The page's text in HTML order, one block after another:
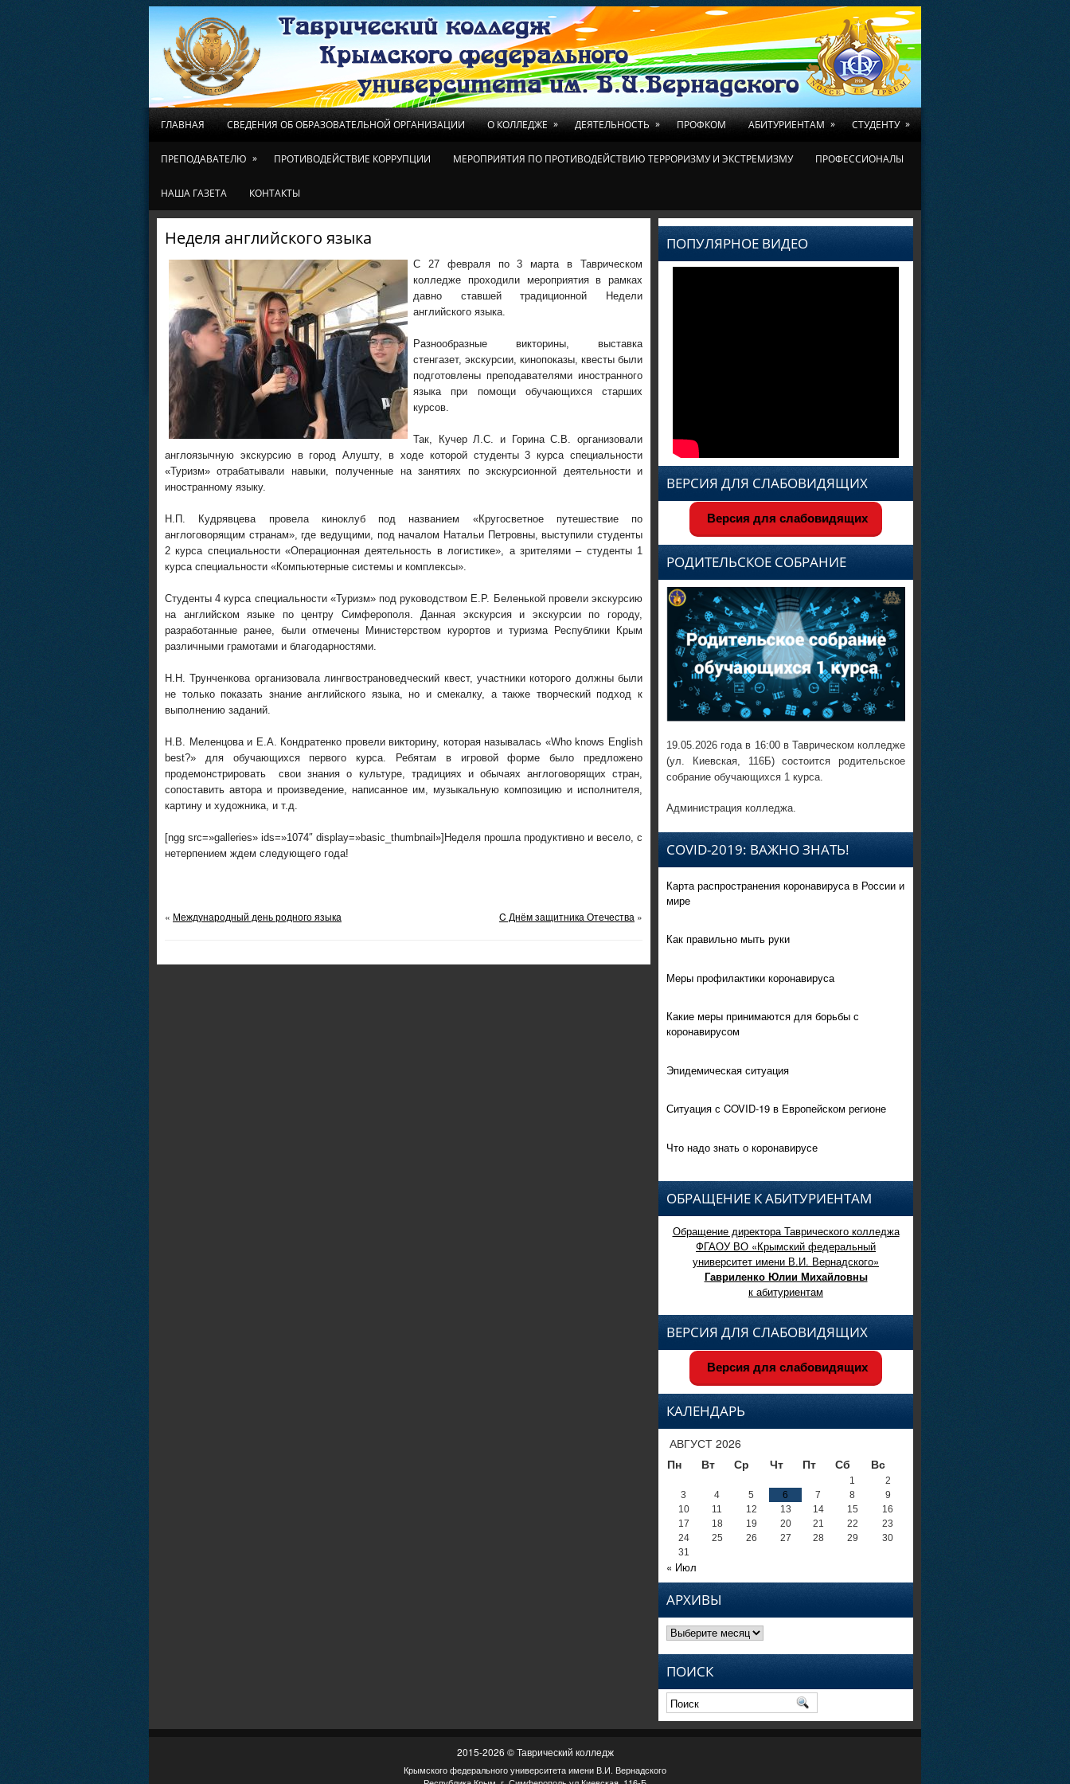
ГЛАВНАЯ СВЕДЕНИЯ ОБ ОБРАЗОВАТЕЛЬНОЙ ОРГАНИЗАЦИИ О КОЛЛЕДЖЕ » ДЕЯТЕЛЬНОСТЬ » ПРОФКОМ АБИТУРИЕНТАМ » СТУДЕНТУ »
ПРЕПОДАВАТЕЛЮ » ПРОТИВОДЕЙСТВИЕ КОРРУПЦИИ МЕРОПРИЯТИЯ ПО ПРОТИВОДЕЙСТВИЮ ТЕРРОРИЗМУ И ЭКСТРЕМИЗМУ ПРОФЕССИОНАЛЫ
НАША ГАЗЕТА КОНТАКТЫ
Неделя английского языка
С 27 февраля по 3 марта в Таврическом
колледже проходили мероприятия в рамках
давно ставшей традиционной Недели
английского языка.
Разнообразные викторины, выставка
стенгазет, экскурсии, кинопоказы, квесты были
подготовлены преподавателями иностранного
языка при помощи обучающихся старших
курсов.
Так, Кучер Л.С. и Горина С.В. организовали
англоязычную экскурсию в город Алушту, в ходе которой студенты 3 курса специальности
«Туризм» отрабатывали навыки, полученные на занятиях по экскурсионной деятельности и
иностранному языку.
Н.П. Кудрявцева провела киноклуб под названием «Кругосветное путешествие по
англоговорящим странам», где ведущими, под началом Натальи Петровны, выступили студенты
2 курса специальности «Операционная деятельность в логистике», а зрителями – студенты 1
курса специальности «Компьютерные системы и комплексы».
Студенты 4 курса специальности «Туризм» под руководством Е.Р. Беленькой провели экскурсию
на английском языке по центру Симферополя. Данная экскурсия и экскурсии по городу,
разработанные ранее, были отмечены Министерством курортов и туризма Республики Крым
различными грамотами и благодарностями.
Н.Н. Трунченкова организовала лингвострановедческий квест, участники которого должны были
не только показать знание английского языка, но и смекалку, а также творческий подход к
выполнению заданий.
Н.В. Меленцова и Е.А. Кондратенко провели викторину, которая называлась «Who knows English
best?» для обучающихся первого курса. Ребятам в игровой форме было предложено
продемонстрировать свои знания о культуре, традициях и обычаях англоговорящих стран,
сопоставить автора и произведение, написанное им, музыкальную композицию и исполнителя,
картину и художника, и т.д.
[ngg src=»galleries» ids=»1074″ display=»basic_thumbnail»]Неделя прошла продуктивно и весело, с
нетерпением ждем следующего года!
« Международный день родного языка C Днём защитника Отечества »
ПОПУЛЯРНОЕ ВИДЕО
ВЕРСИЯ ДЛЯ СЛАБОВИДЯЩИХ
Версия для слабовидящих
РОДИТЕЛЬСКОЕ СОБРАНИЕ
19.05.2026 года в 16:00 в Таврическом колледже
(ул. Киевская, 116Б) состоится родительское
собрание обучающихся 1 курса.
Администрация колледжа.
COVID-2019: ВАЖНО ЗНАТЬ!
Карта распространения коронавируса в России и
мире
Как правильно мыть руки
Меры профилактики коронавируса
Какие меры принимаются для борьбы с
коронавирусом
Эпидемическая ситуация
Ситуация с COVID-19 в Европейском регионе
Что надо знать о коронавирусе
ОБРАЩЕНИЕ К АБИТУРИЕНТАМ
Обращение директора Таврического колледжа
ФГАОУ ВО «Крымский федеральный
университет имени В.И. Вернадского»
Гавриленко Юлии Михайловны
к абитуриентам
ВЕРСИЯ ДЛЯ СЛАБОВИДЯЩИХ
Версия для слабовидящих
КАЛЕНДАРЬ
АВГУСТ 2026
Пн
Вт Ср Чт Пт Сб Вс
1
2
3
4 5 6 7 8
9
10
11 12 13 14 15
16
17
18 19 20 21 22
23
24
25 26 27 28 29
30
31
« Июл
АРХИВЫ
Архивы
ПОИСК
2015-2026 © Таврический колледж
Крымского федерального университета имени В.И. Вернадского